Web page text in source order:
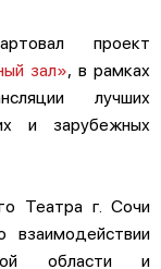
проект
зал», в рамках
лучших
и зарубежных
Театра г. Сочи
взаимодействии
области и